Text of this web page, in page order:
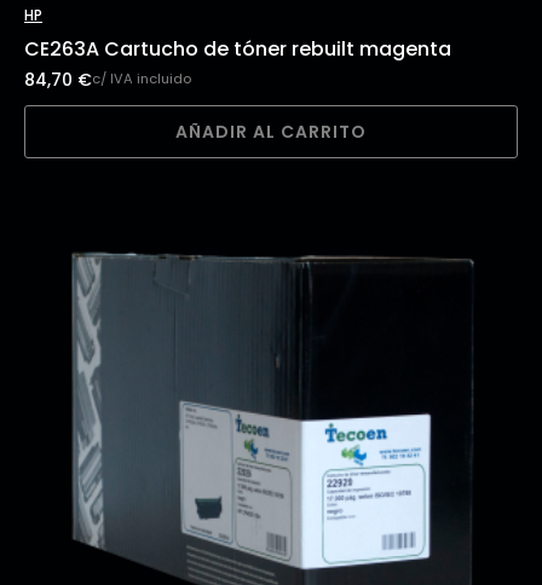
HP
CE263A Cartucho de tóner rebuilt magenta
84,70 €c/ IVA incluido
AÑADIR AL CARRITO